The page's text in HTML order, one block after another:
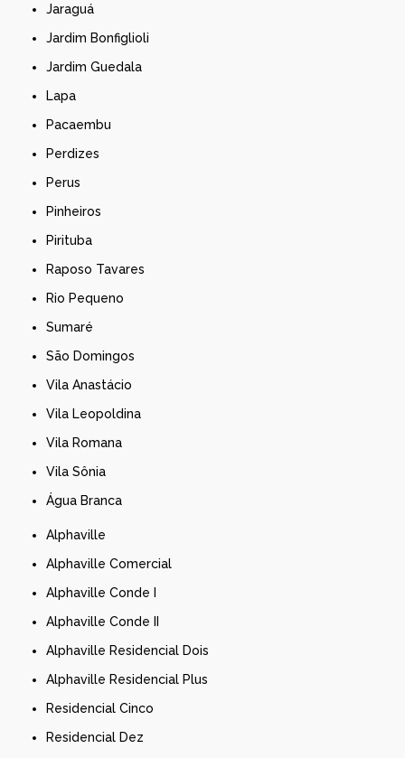
Jaraguá
Jardim Bonfiglioli
Jardim Guedala
Lapa
Pacaembu
Perdizes
Perus
Pinheiros
Pirituba
Raposo Tavares
Rio Pequeno
Sumaré
São Domingos
Vila Anastácio
Vila Leopoldina
Vila Romana
Vila Sônia
Água Branca
Alphaville
Alphaville Comercial
Alphaville Conde I
Alphaville Conde II
Alphaville Residencial Dois
Alphaville Residencial Plus
Residencial Cinco
Residencial Dez